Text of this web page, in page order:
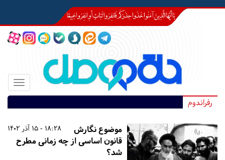
Toggle
رفراندوم
18:28 - 15 آذر 1402
موضوع نگارش
قانون اساسی از چه زمانی مطرح
شد؟